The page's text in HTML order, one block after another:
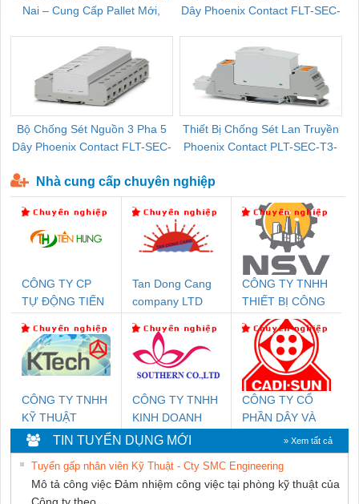
Nai – Cung Cấp Pallet Mới,
Dây Phoenix Contact FLT-SEC-
Bộ Chống Sét Nguồn 3 Pha 5
Dây Phoenix Contact FLT-SEC-
Thiết Bị Chống Sét Lan Truyền
Phoenix Contact PLT-SEC-T3-
Nhà cung cấp chuyên nghiệp
CÔNG TY CP
TỰ ĐỘNG TIẾN
Tan Dong Cang
company LTD
CÔNG TY TNHH
THIẾT BỊ CÔNG
NGHIỆP NIHON
SETSUBI VIỆT
NAM
CÔNG TY TNHH
KỸ THUẬT
KTECH VIỆT
NAM
CÔNG TY TNHH
KINH DOANH
DỊCH VỤ XNK
PHƯƠNG NAM
CÔNG TY CỔ
PHẦN DÂY VÀ
CÁP ĐIỆN
THƯỢNG ĐÌNH
TIN TUYỂN DỤNG MỚI » Xem tất cả
Tuyển gấp nhân viên Kỹ Thuật - Cty SMC Engineering
Mô tả công việc Đảm nhiệm công việc tại phòng kỹ thuật của